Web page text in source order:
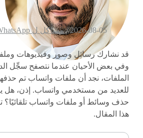
2026-08-05 / مشاكل ل WhatsApp
قد نشارك رسائل وصور وفيديوهات
وفي بعض الأحيان عندما نتصفح سجِّل
الملفات، نجد أن ملفات واتساب تم
للعديد من مستخدمي واتساب. إذن، هل
حذف وسائط أو ملفات واتساب تلقائيًا؟
هذا المقال.